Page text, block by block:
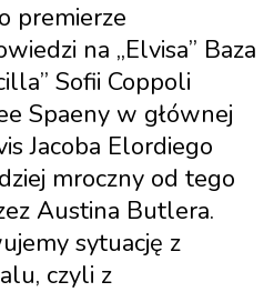
premierze
na „Elvisa” Baza
Sofii Coppoli
Spaeny w głównej
Jacoba Elordiego
mroczny od tego
Austina Butlera.
sytuację z
czyli z